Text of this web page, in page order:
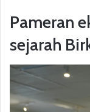
Pameran
sejarah